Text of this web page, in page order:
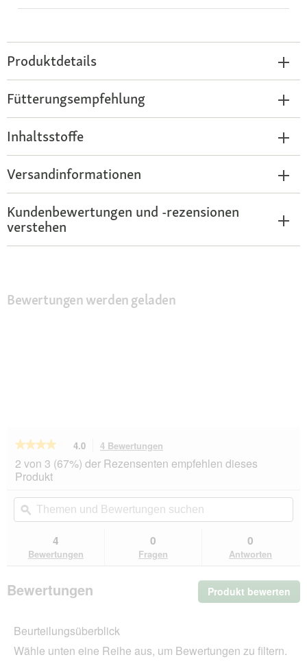
Produktdetails
Fütterungsempfehlung
Inhaltsstoffe
Versandinformationen
Kundenbewertungen und -rezensionen
verstehen
Bewertungen werden geladen
★★★★★
★★★★★
von
5
lesen
für
Nassfutter
Katze
mit
16x100
4.0 4 Bewertungen
dieser
Aktion
du
zu
den
2 von 3 (67%) der Rezensenten empfehlen dieses
Produkt
Themen
und
Bewertungen
ϙ
4
Bewertungen
0
Fragen
0
Antworten
Bewertungen Produkt bewerten
Mit
Beurteilungsüberblick
Wähle unten eine Reihe aus, um Bewertungen zu filtern.